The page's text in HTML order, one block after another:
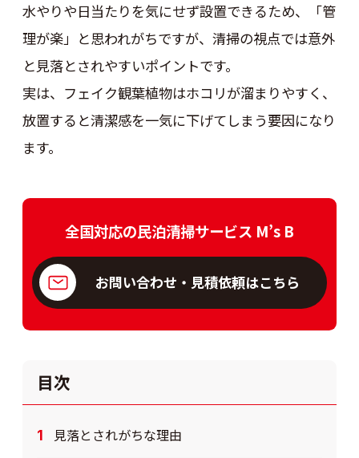
水やりや日当たりを気にせず設置できるため、「管
理が楽」と思われがちですが、清掃の視点では意外
と見落とされやすいポイントです。
実は、フェイク観葉植物はホコリが溜まりやすく、
放置すると清潔感を一気に下げてしまう要因になり
ます。
全国対応の民泊清掃サービス M’s B
お問い合わせ・見積依頼はこちら
目次
見落とされがちな理由